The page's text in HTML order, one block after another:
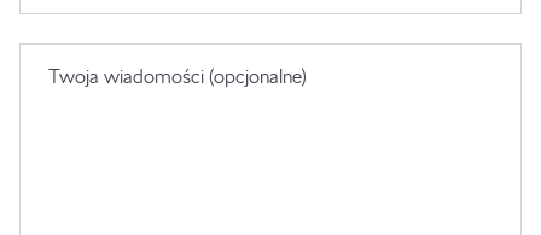
Twoja wiadomości (opcjonalne)